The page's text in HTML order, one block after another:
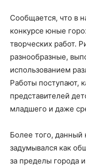
Сообщается, что в
конкурсе юные
творческих работ.
разнообразные,
использованием
Работы поступают,
представителей
младшего и даже
Более того, данный
задумывался как
за пределы города